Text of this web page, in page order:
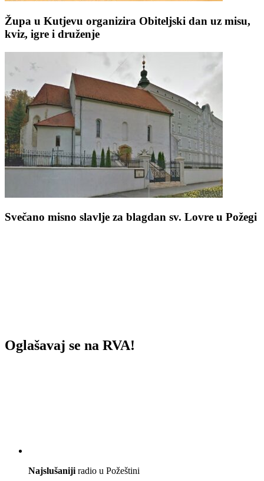
Župa u Kutjevu organizira Obiteljski dan uz misu,
kviz, igre i druženje
Svečano misno slavlje za blagdan sv. Lovre u Požegi
Oglašavaj se na RVA!
Najslušaniji radio u Požeštini